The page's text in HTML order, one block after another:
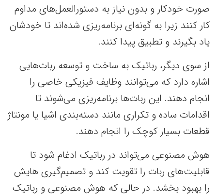
صورت خودکار و بدون نیاز به دستورالعمل‌های مداوم
کار کنند زیرا به گونه‌ای برنامه‌ریزی شده‌اند تا خودشان
یاد بگیرند و تطبیق پیدا کنند.
از سوی دیگر، رباتیک به ساخت و توسعه ربات‌هایی
اشاره دارد که می‌توانند وظایف فیزیکی خاصی را
انجام دهند. این ربات‌ها برنامه‌ریزی می‌شوند تا
اقدامات ساده و تکراری مانند دسته‌بندی اشیا یا مونتاژ
قطعات بسیار کوچک را انجام دهند.
هوش مصنوعی می‌تواند در رباتیک ادغام شود تا
قابلیت‌های ربات را تقویت کند و تصمیم‌گیری هایش
را بهبود بخشد. در حالی که هوش مصنوعی و رباتیک